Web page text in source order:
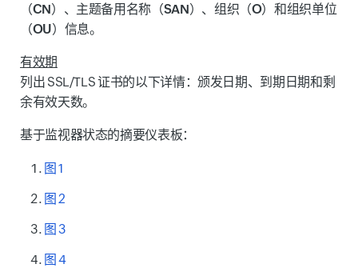
（CN） 、 主题备用名称（SAN） 、 组织（O）和组织单位
（OU） 信息。
有效期
列出 SSL/TLS 证书的以下详情：颁发日期、 到期日期和剩
余有效天数。
基于监视器状态的摘要仪表板：
图 1
图 2
图 3
图 4